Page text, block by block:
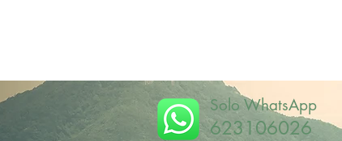
Solo WhatsApp
623106026